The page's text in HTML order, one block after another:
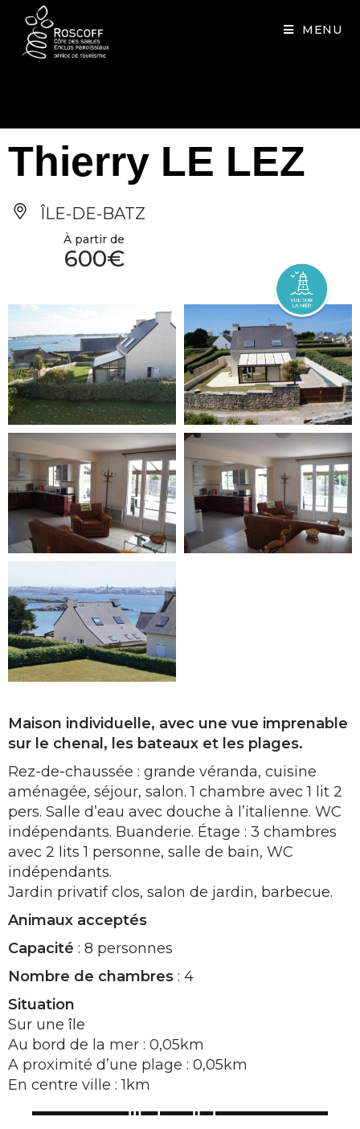
MENU
Thierry LE LEZ
ÎLE-DE-BATZ
À partir de
600€
Maison individuelle, avec une vue imprenable
sur le chenal, les bateaux et les plages.
Rez-de-chaussée : grande véranda, cuisine
aménagée, séjour, salon. 1 chambre avec 1 lit 2
pers. Salle d’eau avec douche à l’italienne. WC
indépendants. Buanderie. Étage : 3 chambres
avec 2 lits 1 personne, salle de bain, WC
indépendants.
Jardin privatif clos, salon de jardin, barbecue.
Animaux acceptés
Capacité : 8 personnes
Nombre de chambres : 4
Situation
Sur une île
Au bord de la mer : 0,05km
A proximité d’une plage : 0,05km
En centre ville : 1km
Cookies management panel